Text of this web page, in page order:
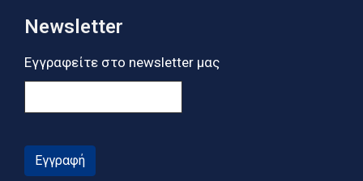
Newsletter
Εγγραφείτε στο newsletter μας
Εγγραφή